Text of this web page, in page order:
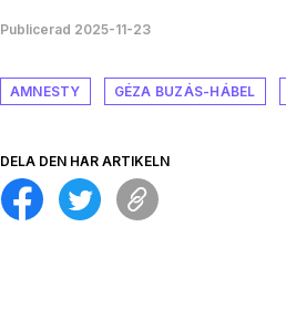
Publicerad 2025-11-23
AMNESTY GÉZA BUZÁS-HÁBEL
DELA DEN HÄR ARTIKELN